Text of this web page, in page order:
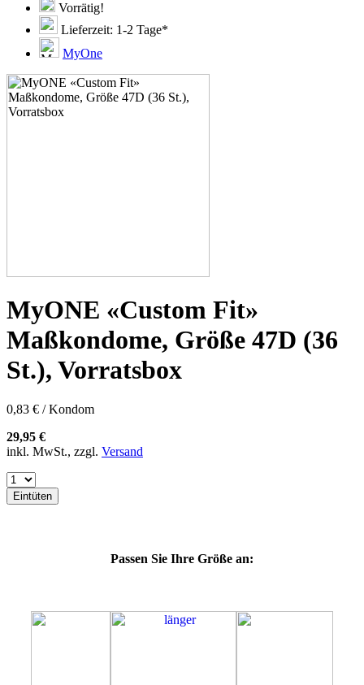
51E
51F
51G
51H
53D
53E
53F
57H
57K
60E
60F
60G
60H
60K
60L
64E
64F
64L
64M
Vorrätig!
Lieferzeit: 1-2 Tage*
MyOne
MyONE «Custom Fit»
Maßkondome, Größe 47D (36
St.), Vorratsbox
0,83 € / Kondom
29,95 €
inkl. MwSt., zzgl. Versand
Eintüten
Passen Sie Ihre Größe an: